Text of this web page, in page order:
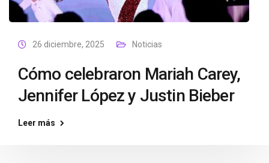
26 diciembre, 2025 Noticias
Cómo celebraron Mariah Carey,
Jennifer López y Justin Bieber
Leer más